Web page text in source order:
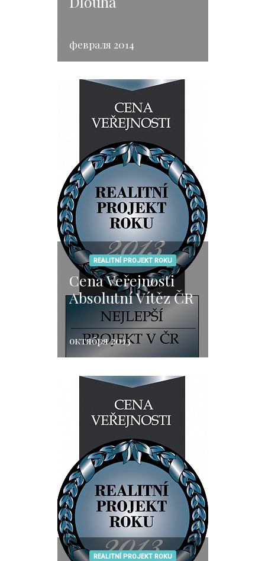
февраля 2014
REALITNÍ PROJEKT ROKU
Cena Veřejnosti
Absolutní Vítěz ČR
октября 2013
REALITNÍ PROJEKT ROKU